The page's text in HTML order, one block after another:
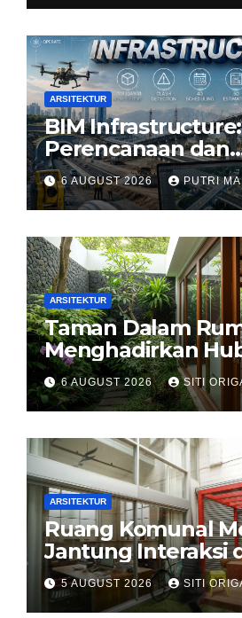
ARSITEKTUR
BIM
Perencanaan dan
Pengelolaan
6 AUGUST 2026 PUTRI
ARSITEKTUR
Taman Dalam
Menghadirkan
Harmonis antara
dan Alam
6 AUGUST 2026 SITI
ARSITEKTUR
Ruang Komunal
Jantung Interaksi
Perancangan
Modern
5 AUGUST 2026 SITI